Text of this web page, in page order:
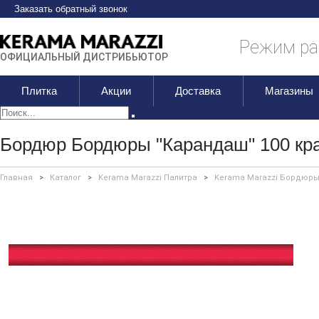
Заказать обратный звонок
ОФИЦИАЛЬНЫЙ ДИСТРИБЬЮТОР Режим
Плитка Акции Доставка Магазины
Бордюр Бордюры "Карандаш" 100
Главная > Каталог > Kerama Marazzi Палитра > Kerama Marazzi